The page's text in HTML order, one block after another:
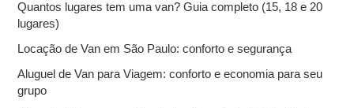
p
o
r
Quantos lugares tem uma van? Guia completo (15, 18 e 20
lugares)
Locação de Van em São Paulo: conforto e segurança
Aluguel de Van para Viagem: conforto e economia para seu
grupo